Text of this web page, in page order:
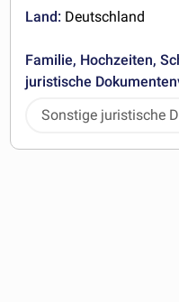
Land: Deutschland
Familie, Hochzeiten,
juristische
Sonstige juristische
Herunterladen